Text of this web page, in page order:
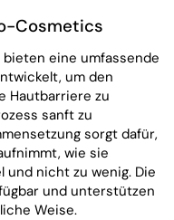
Cosmetics
eine umfassende
um den
Hautbarriere zu
sanft zu
sorgt dafür,
wie sie
nicht zu wenig. Die
und unterstützen
Weise.